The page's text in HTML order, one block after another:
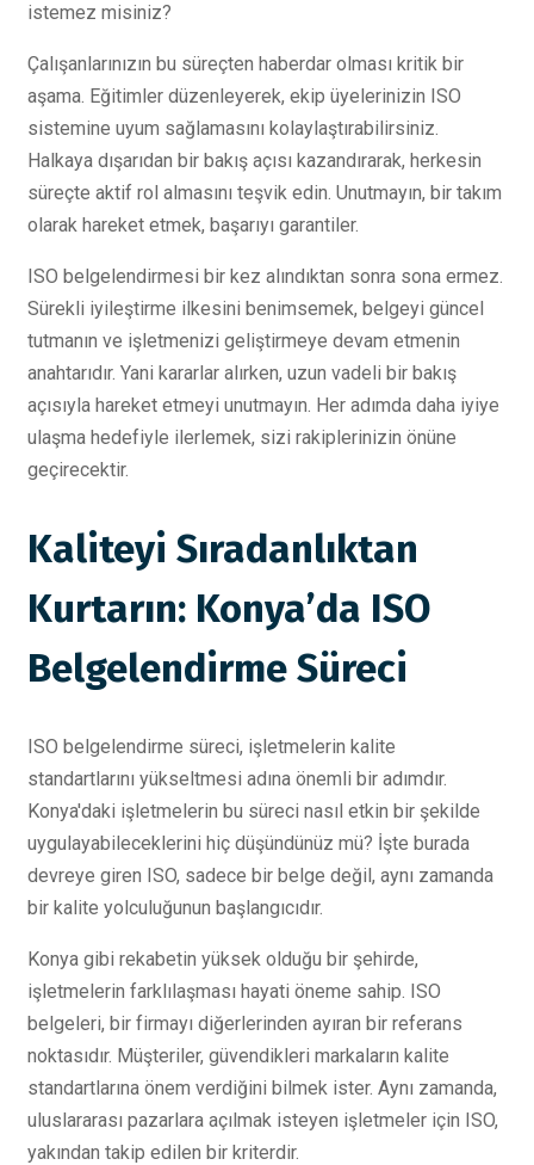
istemez misiniz?
Çalışanlarınızın bu süreçten haberdar olması kritik bir
aşama. Eğitimler düzenleyerek, ekip üyelerinizin ISO
sistemine uyum sağlamasını kolaylaştırabilirsiniz.
Halkaya dışarıdan bir bakış açısı kazandırarak, herkesin
süreçte aktif rol almasını teşvik edin. Unutmayın, bir takım
olarak hareket etmek, başarıyı garantiler.
ISO belgelendirmesi bir kez alındıktan sonra sona ermez.
Sürekli iyileştirme ilkesini benimsemek, belgeyi güncel
tutmanın ve işletmenizi geliştirmeye devam etmenin
anahtarıdır. Yani kararlar alırken, uzun vadeli bir bakış
açısıyla hareket etmeyi unutmayın. Her adımda daha iyiye
ulaşma hedefiyle ilerlemek, sizi rakiplerinizin önüne
geçirecektir.
Kaliteyi Sıradanlıktan
Kurtarın: Konya’da ISO
Belgelendirme Süreci
ISO belgelendirme süreci, işletmelerin kalite
standartlarını yükseltmesi adına önemli bir adımdır.
Konya'daki işletmelerin bu süreci nasıl etkin bir şekilde
uygulayabileceklerini hiç düşündünüz mü? İşte burada
devreye giren ISO, sadece bir belge değil, aynı zamanda
bir kalite yolculuğunun başlangıcıdır.
Konya gibi rekabetin yüksek olduğu bir şehirde,
işletmelerin farklılaşması hayati öneme sahip. ISO
belgeleri, bir firmayı diğerlerinden ayıran bir referans
noktasıdır. Müşteriler, güvendikleri markaların kalite
standartlarına önem verdiğini bilmek ister. Aynı zamanda,
uluslararası pazarlara açılmak isteyen işletmeler için ISO,
yakından takip edilen bir kriterdir.